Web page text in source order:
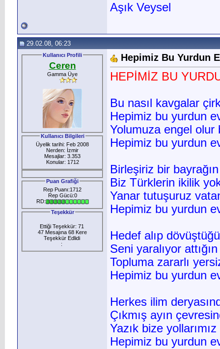
Aşık Veysel
29.02.08, 06:23
Kullanıcı Profili
Ceren
Gamma Üye
Kullanıcı Bilgileri
Üyelik tarihi: Feb 2008
Nerden: İzmir
Mesajlar: 3.353
Konular: 1712
Puan Grafiği
Rep Puanı:1712
Rep Gücü:0
RD:
Teşekkür
Ettiği Teşekkür: 71
47 Mesajına 68 Kere
Teşekkür Edlidi
:
Hepimiz Bu Yurdun
HEPİMİZ BU
Bu nasıl kavgalar
Hepimiz bu yurdun
Yolumuza engel olur
Hepimiz bu yurdun
Birleşiriz bir
Biz Türklerin ikilik
Yanar tutuşuruz
Hepimiz bu yurdun
Hedef alıp
Seni yaralıyor
Topluma zararlı
Hepimiz bu yurdun
Herkes ilim
Çıkmış ayın
Yazık bize
Hepimiz bu yurdun